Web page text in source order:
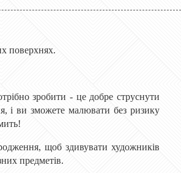
поверхнях.
зробити - це добре струснути
і ви зможете малювати без ризику
щоб здивувати художників
предметів.